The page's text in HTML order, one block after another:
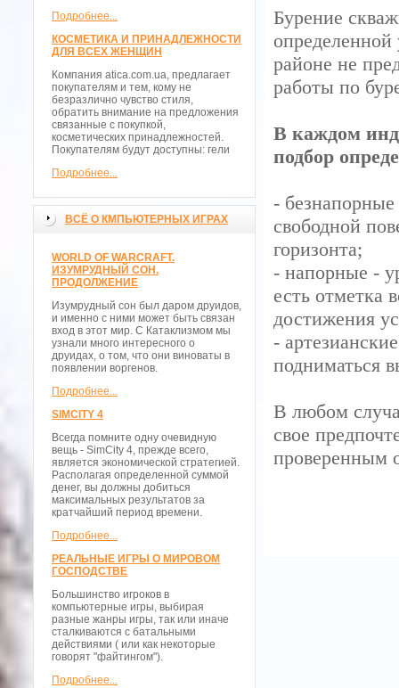
Подробнее...
КОСМЕТИКА И ПРИНАДЛЕЖНОСТИ
ДЛЯ ВСЕХ ЖЕНЩИН
Компания atica.com.ua, предлагает
покупателям и тем, кому не
безразлично чувство стиля,
обратить внимание на предложения
связанные с покупкой,
косметических принадлежностей.
Покупателям будут доступны: гели
Подробнее...
ВСЁ О КМПЬЮТЕРНЫХ ИГРАХ
WORLD OF WARCRAFT.
ИЗУМРУДНЫЙ СОН.
ПРОДОЛЖЕНИЕ
Изумрудный сон был даром друидов,
и именно с ними может быть связан
вход в этот мир. С Катаклизмом мы
узнали много интересного о
друидах, о том, что они виноваты в
появлении воргенов.
Подробнее...
SIMCITY 4
Всегда помните одну очевидную
вещь - SimCity 4, прежде всего,
является экономической стратегией.
Располагая определенной суммой
денег, вы должны добиться
максимальных результатов за
кратчайший период времени.
Подробнее...
РЕАЛЬНЫЕ ИГРЫ О МИРОВОМ
ГОСПОДСТВЕ
Большинство игроков в
компьютерные игры, выбирая
разные жанры игры, так или иначе
сталкиваются с батальными
действиями ( или как некоторые
говорят "файтингом").
Подробнее...
Бурение
районе не
работы по
В каждом
подбор
-
свободной
горизонта;
- напорные -
есть отметка
достижения
-
подниматься
В любом
свое
проверенным